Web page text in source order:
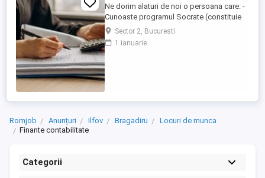
Ne dorim alaturi de noi o persoana care: -
Cunoaste programul Socrate (constituie
avantaj); - Cunoaste Microsoft Office; - Are
cunostinte de contabilitate financiara; -
Are experienta pe o pozitie similara, de
Sector 2, Bucuresti
1 ianuarie
Romjob Anunțuri Ilfov Bragadiru
Locuri de munca
Finante contabilitate
Categorii